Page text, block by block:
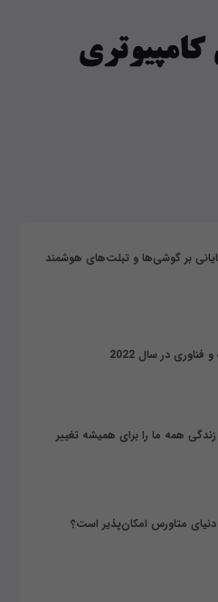
بر گوشی‌ها و تبلت‌های هوشمند
همه ما را برای همیشه تغییر
دنیای متاورس امکان‌پذیر است؟